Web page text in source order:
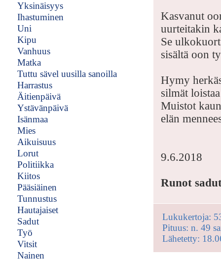
Yksinäisyys
Ihastuminen
Uni
Kipu
Vanhuus
Matka
Tuttu sävel uusilla sanoilla
Harrastus
Äitienpäivä
Ystävänpäivä
Isänmaa
Mies
Aikuisuus
Lorut
Politiikka
Kiitos
Pääsiäinen
Tunnustus
Hautajaiset
Sadut
Työ
Vitsit
Nainen
Kasvanut
uurteitakin
Se
sisältä oon
Hymy
silmät
Muistot
elän
9.6.2018
Runot
Lukukertoja:
Pituus: n. 49
Lähetetty: